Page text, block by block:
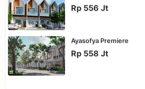
Rp 556 Jt
Ayasofya Premiere
Rp 558 Jt